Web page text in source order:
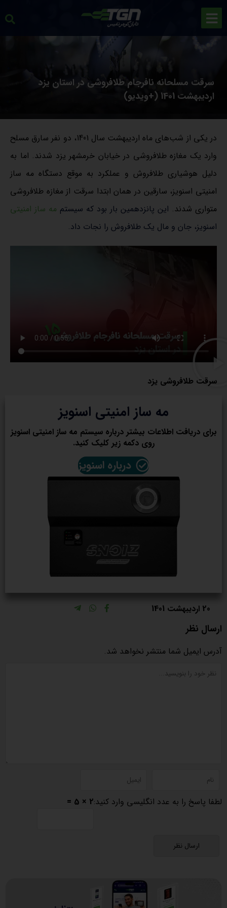
سرقت مسلحانه نافرجام طلافروشی در استان یزد
اردیبهشت 1401 (+ویدیو)
در یکی از شب‌های ماه اردیبهشت سال 1401، دو نفر سارق مسلح
وارد یک مغازه طلافروشی در خیابان خرمشهر یزد شدند. اما به
دلیل هوشیاری طلافروش و عملکرد به موقع دستگاه مه ساز
امنیتی اسنویز، سارقین در همان ابتدا سرقت از مغازه طلافروشی
متواری شدند. این پانزدهمین بار بود که سیستم مه ساز امنیتی
اسنویز، جان و مال یک طلافروش را نجات داد.
سرقت طلافروشی یزد
مه ساز امنیتی اسنویز
برای دریافت اطلاعات بیشتر درباره سیستم مه ساز امنیتی اسنویز
روی دکمه زیر کلیک کنید.
درباره اسنویز
20 اردیبهشت 1401
ارسال نظر
آدرس ایمیل شما منتشر نخواهد شد.
لطفا پاسخ را به عدد انگلیسی وارد کنید:2 × 5 =